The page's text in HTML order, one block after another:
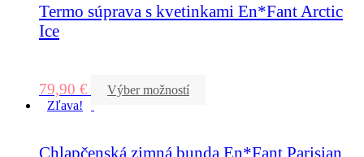
Termo súprava s kvetinkami En*Fant Arctic
Ice
79,90 €
Výber možností
Zľava!
Chlapčenská zimná bunda En*Fant Parisian